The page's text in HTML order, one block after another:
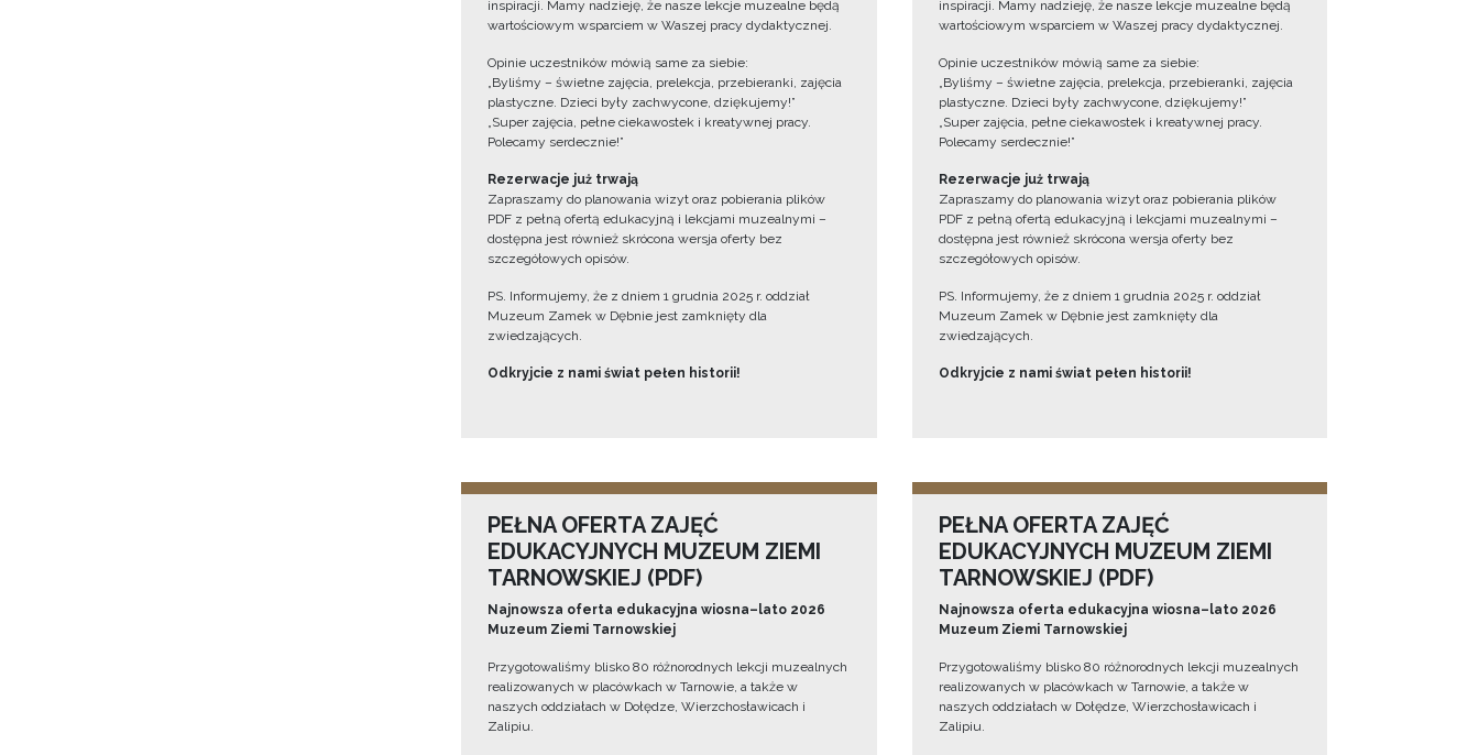
inspiracji. Mamy nadzieję, że nasze lekcje muzealne będą
wartościowym wsparciem w Waszej pracy dydaktycznej.
Opinie uczestników mówią same za siebie:
„Byliśmy – świetne zajęcia, prelekcja, przebieranki, zajęcia
plastyczne. Dzieci były zachwycone, dziękujemy!”
„Super zajęcia, pełne ciekawostek i kreatywnej pracy.
Polecamy serdecznie!”
Rezerwacje już trwają
Zapraszamy do planowania wizyt oraz pobierania plików
PDF z pełną ofertą edukacyjną i lekcjami muzealnymi –
dostępna jest również skrócona wersja oferty bez
szczegółowych opisów.
PS. Informujemy, że z dniem 1 grudnia 2025 r. oddział
Muzeum Zamek w Dębnie jest zamknięty dla
zwiedzających.
Odkryjcie z nami świat pełen historii!
inspiracji. Mamy nadzieję, że nasze lekcje muzealne będą
wartościowym wsparciem w Waszej pracy dydaktycznej.
Opinie uczestników mówią same za siebie:
„Byliśmy – świetne zajęcia, prelekcja, przebieranki, zajęcia
plastyczne. Dzieci były zachwycone, dziękujemy!”
„Super zajęcia, pełne ciekawostek i kreatywnej pracy.
Polecamy serdecznie!”
Rezerwacje już trwają
Zapraszamy do planowania wizyt oraz pobierania plików
PDF z pełną ofertą edukacyjną i lekcjami muzealnymi –
dostępna jest również skrócona wersja oferty bez
szczegółowych opisów.
PS. Informujemy, że z dniem 1 grudnia 2025 r. oddział
Muzeum Zamek w Dębnie jest zamknięty dla
zwiedzających.
Odkryjcie z nami świat pełen historii!
PEŁNA OFERTA ZAJĘĆ
EDUKACYJNYCH MUZEUM ZIEMI
TARNOWSKIEJ (PDF)
Najnowsza oferta edukacyjna wiosna–lato 2026
Muzeum Ziemi Tarnowskiej
Przygotowaliśmy blisko 80 różnorodnych lekcji muzealnych
realizowanych w placówkach w Tarnowie, a także w
naszych oddziałach w Dołędze, Wierzchosławicach i
Zalipiu.
PEŁNA OFERTA ZAJĘĆ
EDUKACYJNYCH MUZEUM ZIEMI
TARNOWSKIEJ (PDF)
Najnowsza oferta edukacyjna wiosna–lato 2026
Muzeum Ziemi Tarnowskiej
Przygotowaliśmy blisko 80 różnorodnych lekcji muzealnych
realizowanych w placówkach w Tarnowie, a także w
naszych oddziałach w Dołędze, Wierzchosławicach i
Zalipiu.